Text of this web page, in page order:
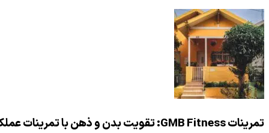
تمرینات GMB Fitness: تقویت بدن و ذهن با تمرینات عملکردی